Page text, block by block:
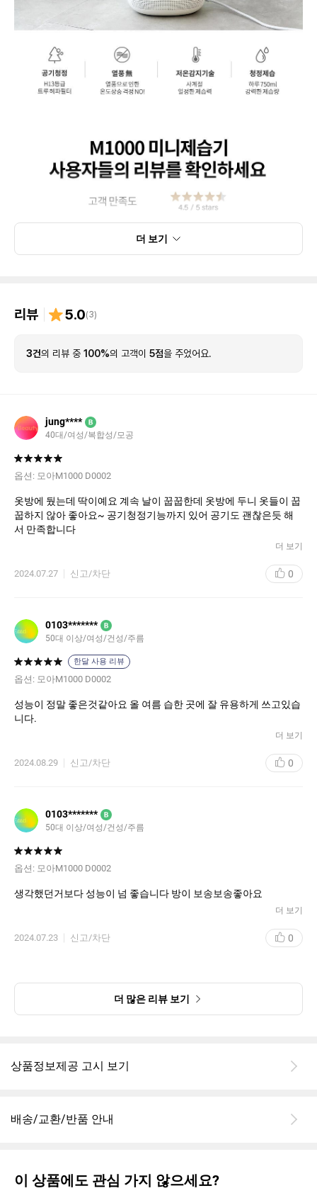
더 보기
리뷰 5.0(3)
3건의 리뷰 중 100%의 고객이 5점을 주었어요.
jung**** B
40대/여성/복합성/모공
옵션: 모아M1000 D0002
옷방에 뒀는데 딱이예요 계속 날이 꿉꿉한데 옷방에 두니 옷들이 꿉
꿉하지 않아 좋아요~ 공기청정기능까지 있어 공기도 괜찮은듯 해
서 만족합니다
더 보기
2024.07.27 신고/차단 0
0103******* B
50대 이상/여성/건성/주름
한달 사용 리뷰
옵션: 모아M1000 D0002
성능이 정말 좋은것같아요 올 여름 습한 곳에 잘 유용하게 쓰고있습
니다.
더 보기
2024.08.29 신고/차단 0
0103******* B
50대 이상/여성/건성/주름
옵션: 모아M1000 D0002
생각했던거보다 성능이 넘 좋습니다 방이 보송보송좋아요
더 보기
2024.07.23 신고/차단 0
더 많은 리뷰 보기
상품정보제공 고시 보기
배송/교환/반품 안내
이 상품에도 관심 가지 않으세요?